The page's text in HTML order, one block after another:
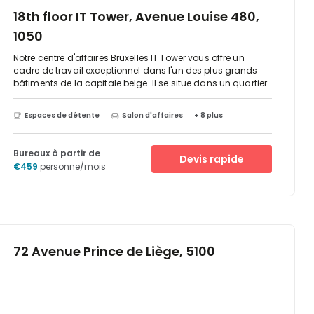
18th floor IT Tower, Avenue Louise 480,
1050
Notre centre d'affaires Bruxelles IT Tower vous offre un
cadre de travail exceptionnel dans l'un des plus grands
bâtiments de la capitale belge. Il se situe dans un quartier
prestigieux qui attire de nombreuses entreprises
professionnels. Le reste de la ville n'est qu'à quelques
minutes en voiture ou par tramway.La IT Tower se situe sur
l'Avenue Louise, l'une des rues les plus huppées de la
capitale belge. Vous pourrez ainsi faire une pause, aller
prendre un café ou flâner dans le magnifique Jardin du roi,
déplacement- Salles de vidéoconférence pour vos
réunions
Espaces de détente Salon d'affaires + 8 plus
Bureaux à partir de
€459 personne/mois
Devis rapide
72 Avenue Prince de Liège, 5100